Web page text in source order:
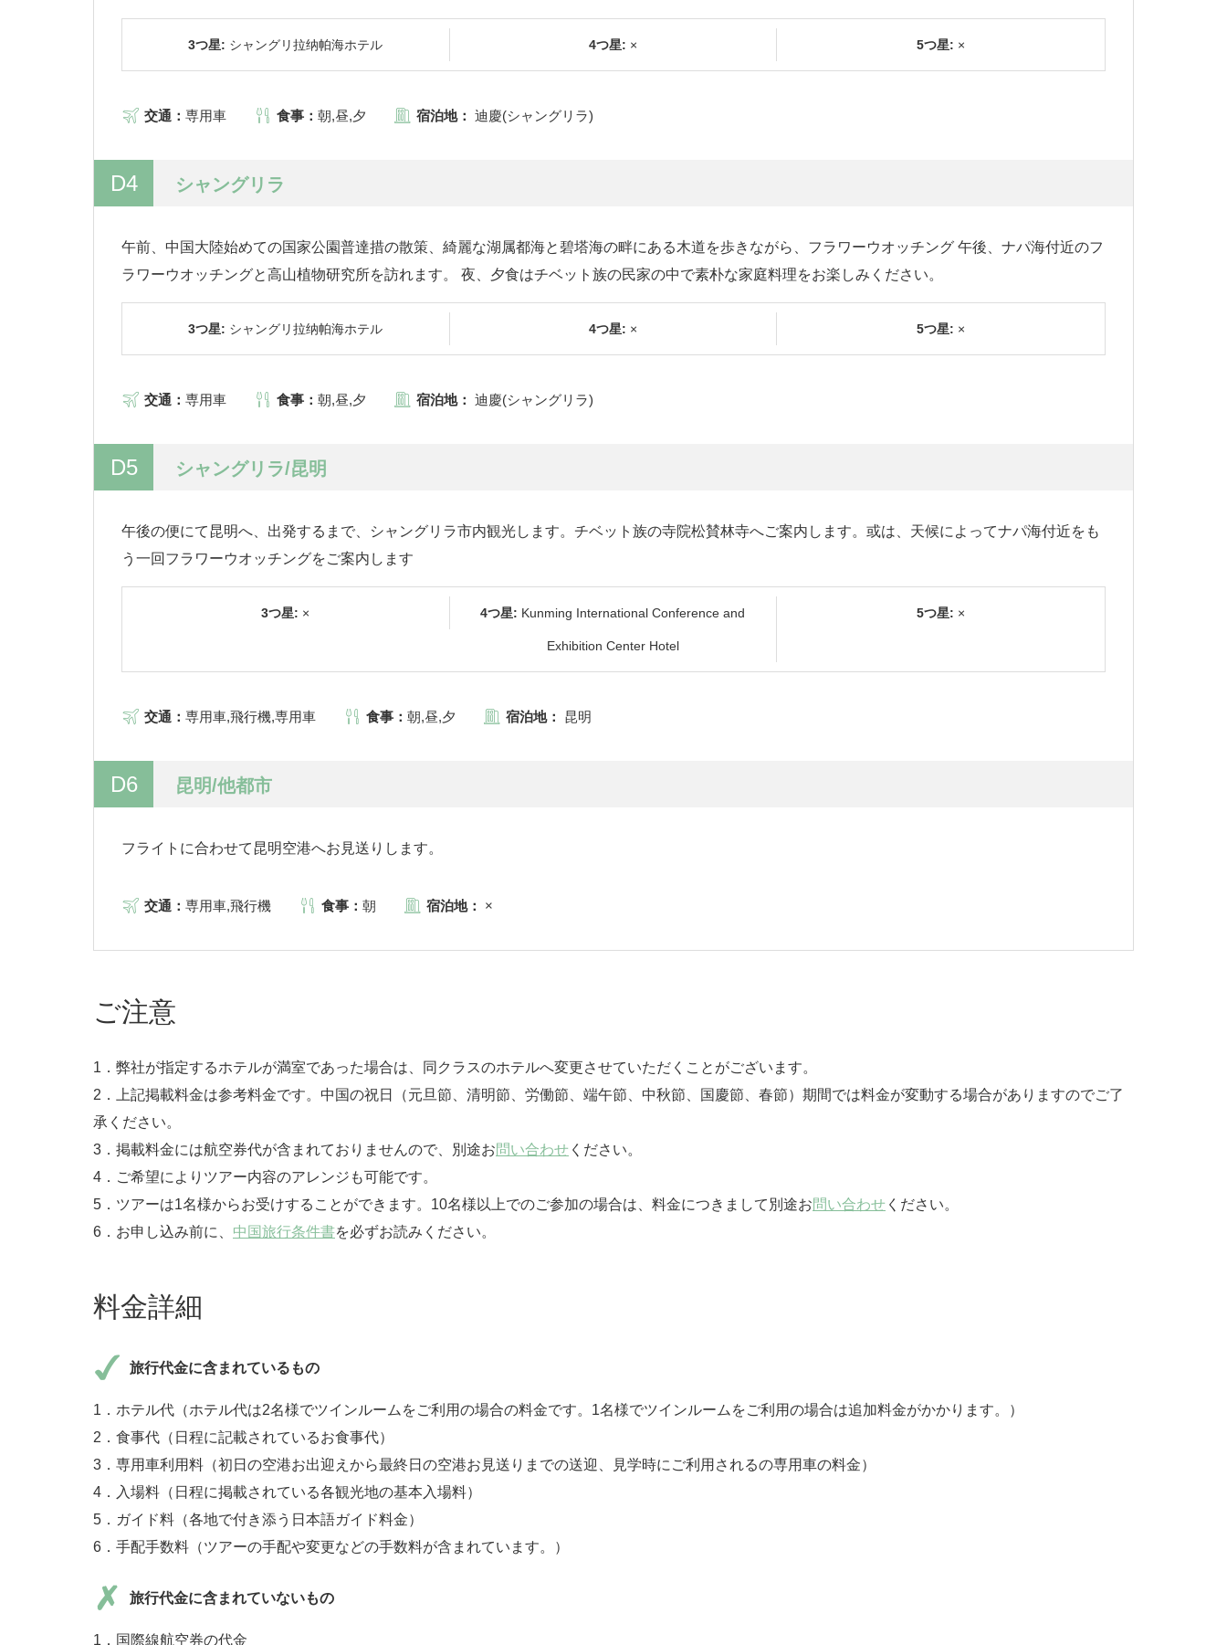
3つ星: シャングリ拉纳帕海ホテル 4つ星: × 5つ星: ×
交通： 専用車 食事： 朝,昼,夕 宿泊地： 迪慶(シャングリラ)
D4 シャングリラ
午前、中国大陸始めての国家公園普達措の散策、綺麗な湖属都海と碧塔海の畔にある木道を歩きながら、フラワーウオッチング 午後、ナパ海付近のフ
ラワーウオッチングと高山植物研究所を訪れます。 夜、夕食はチベット族の民家の中で素朴な家庭料理をお楽しみください。
3つ星: シャングリ拉纳帕海ホテル 4つ星: × 5つ星: ×
交通： 専用車 食事： 朝,昼,夕 宿泊地： 迪慶(シャングリラ)
D5 シャングリラ/昆明
午後の便にて昆明へ、出発するまで、シャングリラ市内観光します。チベット族の寺院松賛林寺へご案内します。或は、天候によってナパ海付近をも
う一回フラワーウオッチングをご案内します
3つ星: × 4つ星: Kunming International Conference and
Exhibition Center Hotel
5つ星: ×
交通： 専用車,飛行機,専用車 食事： 朝,昼,夕 宿泊地： 昆明
D6 昆明/他都市
フライトに合わせて昆明空港へお見送りします。
交通： 専用車,飛行機 食事： 朝 宿泊地： ×
ご注意
1．弊社が指定するホテルが満室であった場合は、同クラスのホテルへ変更させていただくことがございます。
2．上記掲載料金は参考料金です。中国の祝日（元旦節、清明節、労働節、端午節、中秋節、国慶節、春節）期間では料金が変動する場合がありますのでご了
承ください。
3．掲載料金には航空券代が含まれておりませんので、別途お問い合わせ ください。
4．ご希望によりツアー内容のアレンジも可能です。
5．ツアーは1名様からお受けすることができます。10名様以上でのご参加の場合は、料金につきまして別途お問い合わせ ください。
6．お申し込み前に、 中国旅行条件書を必ずお読みください。
料金詳細
旅行代金に含まれているもの
1．ホテル代（ホテル代は2名様でツインルームをご利用の場合の料金です。1名様でツインルームをご利用の場合は追加料金がかかります。）
2．食事代（日程に記載されているお食事代）
3．専用車利用料（初日の空港お出迎えから最終日の空港お見送りまでの送迎、見学時にご利用されるの専用車の料金）
4．入場料（日程に掲載されている各観光地の基本入場料）
5．ガイド料（各地で付き添う日本語ガイド料金）
6．手配手数料（ツアーの手配や変更などの手数料が含まれています。）
旅行代金に含まれていないもの
1．国際線航空券の代金